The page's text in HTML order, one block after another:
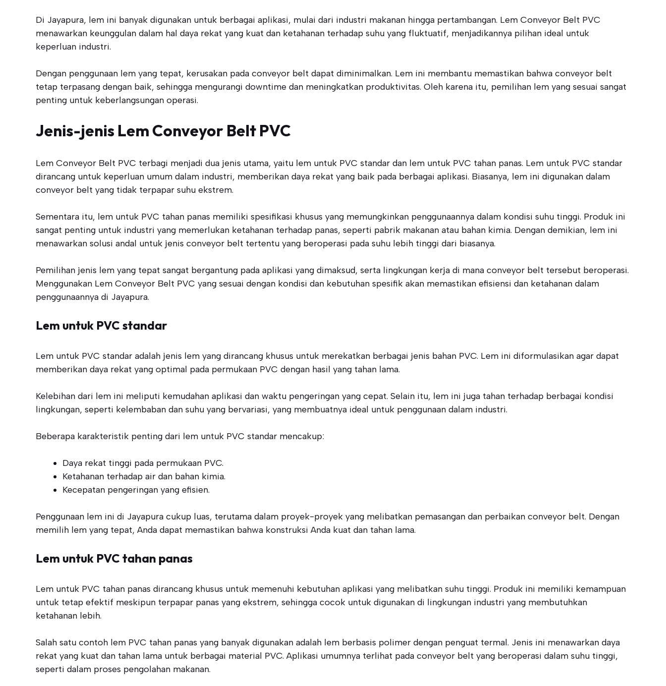
Di Jayapura, lem ini banyak digunakan untuk berbagai aplikasi, mulai dari industri makanan hingga pertambangan. Lem Conveyor Belt PVC
menawarkan keunggulan dalam hal daya rekat yang kuat dan ketahanan terhadap suhu yang fluktuatif, menjadikannya pilihan ideal untuk
keperluan industri.
Dengan penggunaan lem yang tepat, kerusakan pada conveyor belt dapat diminimalkan. Lem ini membantu memastikan bahwa conveyor belt
tetap terpasang dengan baik, sehingga mengurangi downtime dan meningkatkan produktivitas. Oleh karena itu, pemilihan lem yang sesuai sangat
penting untuk keberlangsungan operasi.
Jenis-jenis Lem Conveyor Belt PVC
Lem Conveyor Belt PVC terbagi menjadi dua jenis utama, yaitu lem untuk PVC standar dan lem untuk PVC tahan panas. Lem untuk PVC standar
dirancang untuk keperluan umum dalam industri, memberikan daya rekat yang baik pada berbagai aplikasi. Biasanya, lem ini digunakan dalam
conveyor belt yang tidak terpapar suhu ekstrem.
Sementara itu, lem untuk PVC tahan panas memiliki spesifikasi khusus yang memungkinkan penggunaannya dalam kondisi suhu tinggi. Produk ini
sangat penting untuk industri yang memerlukan ketahanan terhadap panas, seperti pabrik makanan atau bahan kimia. Dengan demikian, lem ini
menawarkan solusi andal untuk jenis conveyor belt tertentu yang beroperasi pada suhu lebih tinggi dari biasanya.
Pemilihan jenis lem yang tepat sangat bergantung pada aplikasi yang dimaksud, serta lingkungan kerja di mana conveyor belt tersebut beroperasi.
Menggunakan Lem Conveyor Belt PVC yang sesuai dengan kondisi dan kebutuhan spesifik akan memastikan efisiensi dan ketahanan dalam
penggunaannya di Jayapura.
Lem untuk PVC standar
Lem untuk PVC standar adalah jenis lem yang dirancang khusus untuk merekatkan berbagai jenis bahan PVC. Lem ini diformulasikan agar dapat
memberikan daya rekat yang optimal pada permukaan PVC dengan hasil yang tahan lama.
Kelebihan dari lem ini meliputi kemudahan aplikasi dan waktu pengeringan yang cepat. Selain itu, lem ini juga tahan terhadap berbagai kondisi
lingkungan, seperti kelembaban dan suhu yang bervariasi, yang membuatnya ideal untuk penggunaan dalam industri.
Beberapa karakteristik penting dari lem untuk PVC standar mencakup:
Daya rekat tinggi pada permukaan PVC.
Ketahanan terhadap air dan bahan kimia.
Kecepatan pengeringan yang efisien.
Penggunaan lem ini di Jayapura cukup luas, terutama dalam proyek-proyek yang melibatkan pemasangan dan perbaikan conveyor belt. Dengan
memilih lem yang tepat, Anda dapat memastikan bahwa konstruksi Anda kuat dan tahan lama.
Lem untuk PVC tahan panas
Lem untuk PVC tahan panas dirancang khusus untuk memenuhi kebutuhan aplikasi yang melibatkan suhu tinggi. Produk ini memiliki kemampuan
untuk tetap efektif meskipun terpapar panas yang ekstrem, sehingga cocok untuk digunakan di lingkungan industri yang membutuhkan
ketahanan lebih.
Salah satu contoh lem PVC tahan panas yang banyak digunakan adalah lem berbasis polimer dengan penguat termal. Jenis ini menawarkan daya
rekat yang kuat dan tahan lama untuk berbagai material PVC. Aplikasi umumnya terlihat pada conveyor belt yang beroperasi dalam suhu tinggi,
seperti dalam proses pengolahan makanan.